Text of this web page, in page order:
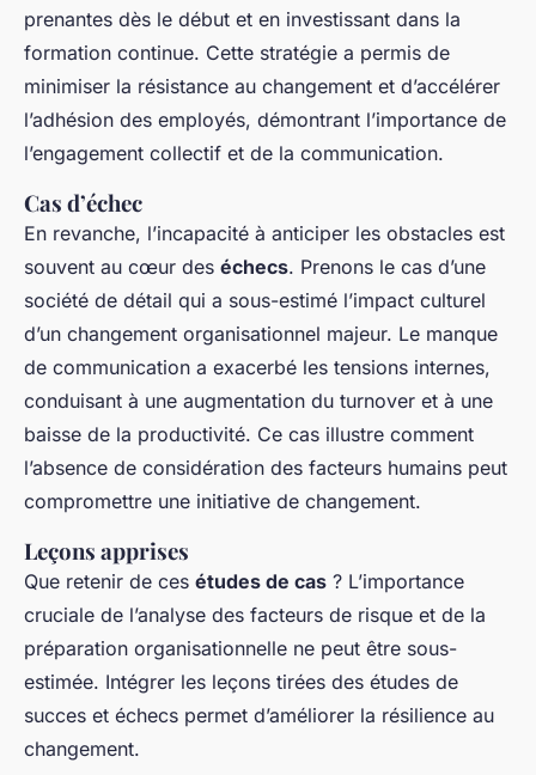
prenantes dès le début et en investissant dans la
formation continue. Cette stratégie a permis de
minimiser la résistance au changement et d’accélérer
l’adhésion des employés, démontrant l’importance de
l’engagement collectif et de la communication.
Cas d’échec
En revanche, l’incapacité à anticiper les obstacles est
souvent au cœur des échecs. Prenons le cas d’une
société de détail qui a sous-estimé l’impact culturel
d’un changement organisationnel majeur. Le manque
de communication a exacerbé les tensions internes,
conduisant à une augmentation du turnover et à une
baisse de la productivité. Ce cas illustre comment
l’absence de considération des facteurs humains peut
compromettre une initiative de changement.
Leçons apprises
Que retenir de ces études de cas ? L’importance
cruciale de l’analyse des facteurs de risque et de la
préparation organisationnelle ne peut être sous-
estimée. Intégrer les leçons tirées des études de
succes et échecs permet d’améliorer la résilience au
changement.